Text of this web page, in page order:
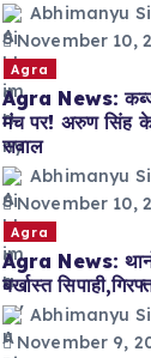
Abhimanyu
November 10,
Agra
Agra News:
मंच पर! अरुण सिंह के
सवाल
Abhimanyu
November 10,
Agra
Agra News:
बर्खास्त
Abhimanyu
November 9,